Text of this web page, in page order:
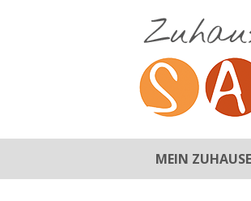
MEIN ZUHAUSE